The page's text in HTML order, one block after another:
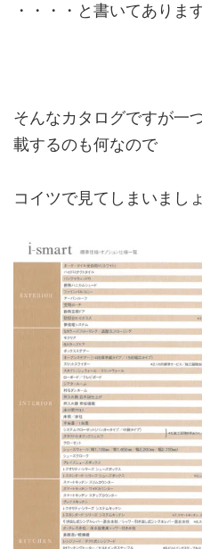
・・・・と書いてありま
そんなカタログですが一
載するのも何なので
コイツで見てしまいまし